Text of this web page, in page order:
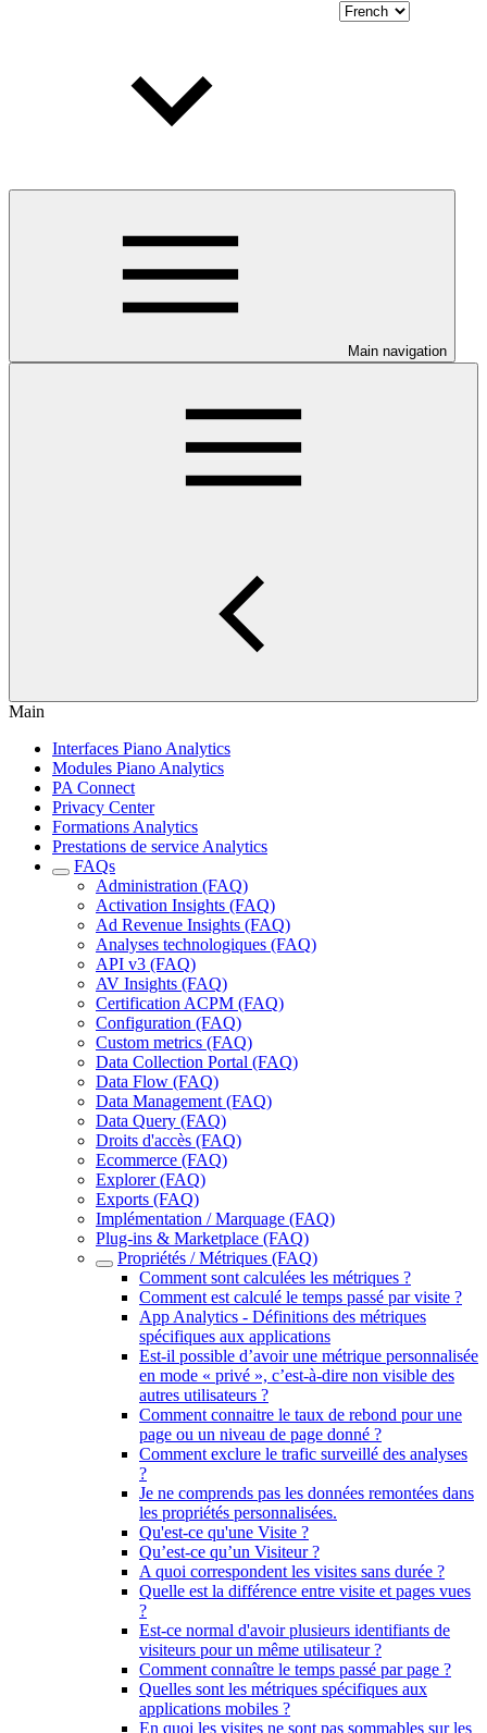
Main navigation
Main
Interfaces Piano Analytics
Modules Piano Analytics
PA Connect
Privacy Center
Formations Analytics
Prestations de service Analytics
FAQs
Administration (FAQ)
Activation Insights (FAQ)
Ad Revenue Insights (FAQ)
Analyses technologiques (FAQ)
API v3 (FAQ)
AV Insights (FAQ)
Certification ACPM (FAQ)
Configuration (FAQ)
Custom metrics (FAQ)
Data Collection Portal (FAQ)
Data Flow (FAQ)
Data Management (FAQ)
Data Query (FAQ)
Droits d'accès (FAQ)
Ecommerce (FAQ)
Explorer (FAQ)
Exports (FAQ)
Implémentation / Marquage (FAQ)
Plug-ins & Marketplace (FAQ)
Propriétés / Métriques (FAQ)
Comment sont calculées les métriques ?
Comment est calculé le temps passé par visite ?
App Analytics - Définitions des métriques
spécifiques aux applications
Est-il possible d’avoir une métrique personnalisée
en mode « privé », c’est-à-dire non visible des
autres utilisateurs ?
Comment connaitre le taux de rebond pour une
page ou un niveau de page donné ?
Comment exclure le trafic surveillé des analyses
?
Je ne comprends pas les données remontées dans
les propriétés personnalisées.
Qu'est-ce qu'une Visite ?
Qu’est-ce qu’un Visiteur ?
A quoi correspondent les visites sans durée ?
Quelle est la différence entre visite et pages vues
?
Est-ce normal d'avoir plusieurs identifiants de
visiteurs pour un même utilisateur ?
Comment connaître le temps passé par page ?
Quelles sont les métriques spécifiques aux
applications mobiles ?
En quoi les visites ne sont pas sommables sur les